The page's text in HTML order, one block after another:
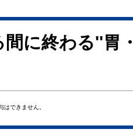
間に終わる''胃
できません。